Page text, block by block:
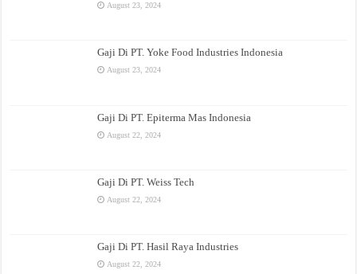
August 23, 2024
Gaji Di PT. Yoke Food Industries Indonesia
August 23, 2024
Gaji Di PT. Epiterma Mas Indonesia
August 22, 2024
Gaji Di PT. Weiss Tech
August 22, 2024
Gaji Di PT. Hasil Raya Industries
August 22, 2024